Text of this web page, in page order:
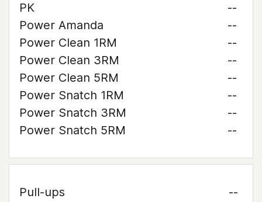
PK
--
Power Amanda
--
Power Clean 1RM
--
Power Clean 3RM
--
Power Clean 5RM
--
Power Snatch 1RM
--
Power Snatch 3RM
--
Power Snatch 5RM
--
Pull-ups
--